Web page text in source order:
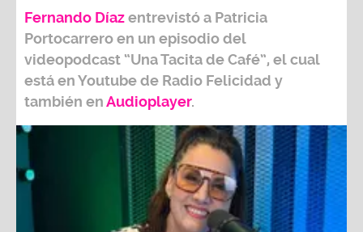
Fernando Díazentrevistó a Patricia
Portocarreroen un episodio del
videopodcast “Una Tacita de Café”, el cual
está en Youtube de Radio Felicidad y
también enAudioplayer.